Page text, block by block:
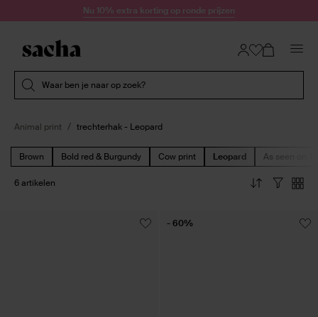
Doorgaan naar artikelNu 10% extra korting op ronde prijzen
Waar ben je naar op zoek?
Animal print trechterhak - Leopard
Brown Bold red & Burgundy Cow print Leopard As seen on
6 artikelen
- 60%